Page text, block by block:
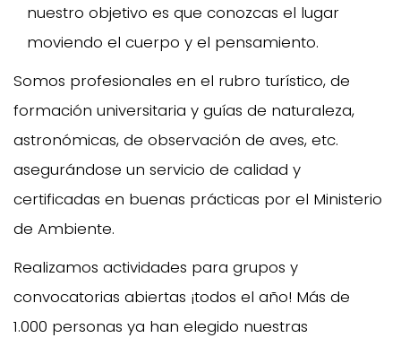
nuestro objetivo es que conozcas el lugar
moviendo el cuerpo y el pensamiento.
Somos profesionales en el rubro turístico, de
formación universitaria y guías de naturaleza,
astronómicas, de observación de aves, etc.
asegurándose un servicio de calidad y
certificadas en buenas prácticas por el Ministerio
de Ambiente.
Realizamos actividades para grupos y
convocatorias abiertas ¡todos el año! Más de
1.000 personas ya han elegido nuestras